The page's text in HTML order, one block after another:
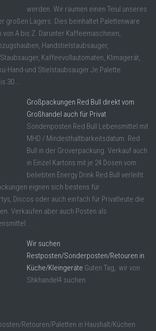
werden. Wir räumen einen Teiul unseres
großen Lagers. Dies beinhaltet Palettenware
von A bis Z. Darunter Kaffeemaschinen,
Handstielstaubsauger,
Kaffeevollautomaten, Klimagerät,
Hand-und Stielstaubsauger Je Palette
30 ...
Großpackungen Red Bull direkt vom
Großhandel auch für Privat
Sondenposten Red Bull Lebensmittel mit
MHD / Mindesthaltbarkeitsdatum. Red
Bull in der Groverpackung. Verkauf auch
in Einzel Kartons mit je 24 Dosen vom
beliebten Energy Drink Red Bull verleiht
eignen sich bestens für
Discos oder auch einfach für Privatleute die
Verkaufen aber auch Posten als
...
Wir suchen
Restposten/Sonderposten/Retouren in
Küche/Kleingeräte Guten Tag, wir von
Shkhandel4 suchen
Retouren/Paletten in Haushalt/Küchen